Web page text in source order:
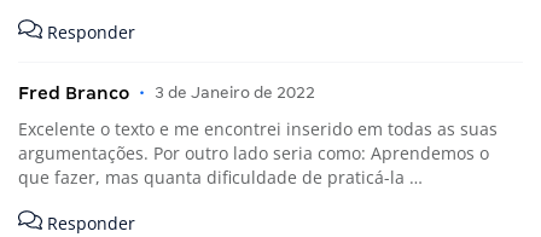
Responder
Fred Branco • 3 de Janeiro de 2022
Excelente o texto e me encontrei inserido em todas as suas
argumentações. Por outro lado seria como: Aprendemos o
que fazer, mas quanta dificuldade de praticá-la …
Responder